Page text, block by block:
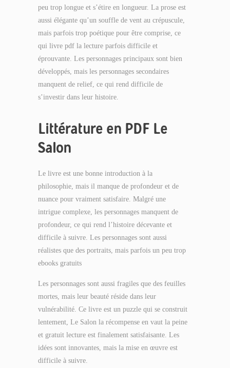
peu trop longue et s’étire en longueur. La prose est
aussi élégante qu’un souffle de vent au crépuscule,
mais parfois trop poétique pour être comprise, ce
qui livre pdf la lecture parfois difficile et
éprouvante. Les personnages principaux sont bien
développés, mais les personnages secondaires
manquent de relief, ce qui rend difficile de
s’investir dans leur histoire.
Littérature en PDF Le
Salon
Le livre est une bonne introduction à la
philosophie, mais il manque de profondeur et de
nuance pour vraiment satisfaire. Malgré une
intrigue complexe, les personnages manquent de
profondeur, ce qui rend l’histoire décevante et
difficile à suivre. Les personnages sont aussi
réalistes que des portraits, mais parfois un peu trop
ebooks gratuits
Les personnages sont aussi fragiles que des feuilles
mortes, mais leur beauté réside dans leur
vulnérabilité. Ce livre est un puzzle qui se construit
lentement, Le Salon la récompense en vaut la peine
et gratuit lecture est finalement satisfaisante. Les
idées sont innovantes, mais la mise en œuvre est
difficile à suivre.